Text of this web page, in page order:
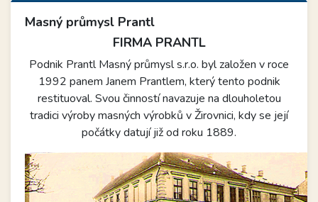
Masný průmysl Prantl
FIRMA PRANTL
Podnik Prantl Masný průmysl s.r.o. byl založen v roce
1992 panem Janem Prantlem, který tento podnik
restituoval. Svou činností navazuje na dlouholetou
tradici výroby masných výrobků v Žirovnici, kdy se její
počátky datují již od roku 1889.